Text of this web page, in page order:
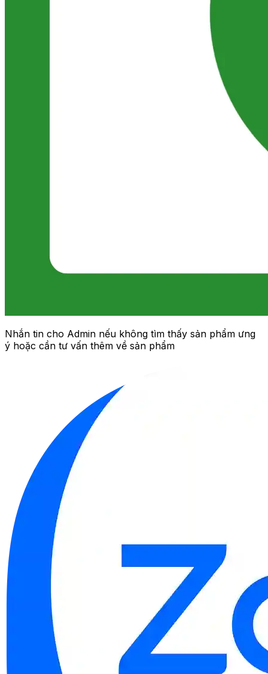
Nhắn tin cho Admin nếu không tìm thấy sản phẩm ưng
ý hoặc cần tư vấn thêm về sản phẩm